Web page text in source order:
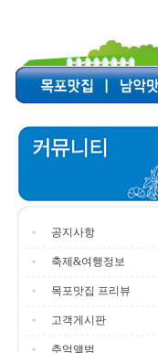
공지사항
축제&여행정보
목포맛집 프리뷰
고객게시판
추억앨범